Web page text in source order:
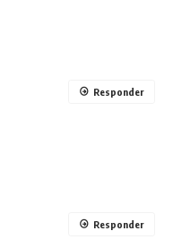
Responder
Responder